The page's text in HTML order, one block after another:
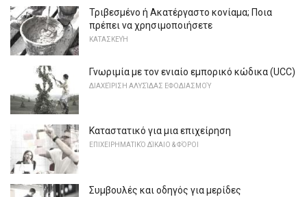
Τριβεσμένο ή Ακατέργαστο κονίαμα; Ποια
πρέπει να χρησιμοποιήσετε
ΚΑΤΑΣΚΕΥΉ
Γνωριμία με τον ενιαίο εμπορικό κώδικα (UCC)
ΔΙΑΧΕΊΡΙΣΗ ΑΛΥΣΊΔΑΣ ΕΦΟΔΙΑΣΜΟΎ
Καταστατικό για μια επιχείρηση
ΕΠΙΧΕΙΡΗΜΑΤΙΚΌ ΔΊΚΑΙΟ & ΦΌΡΟΙ
Συμβουλές και οδηγός για μερίδες